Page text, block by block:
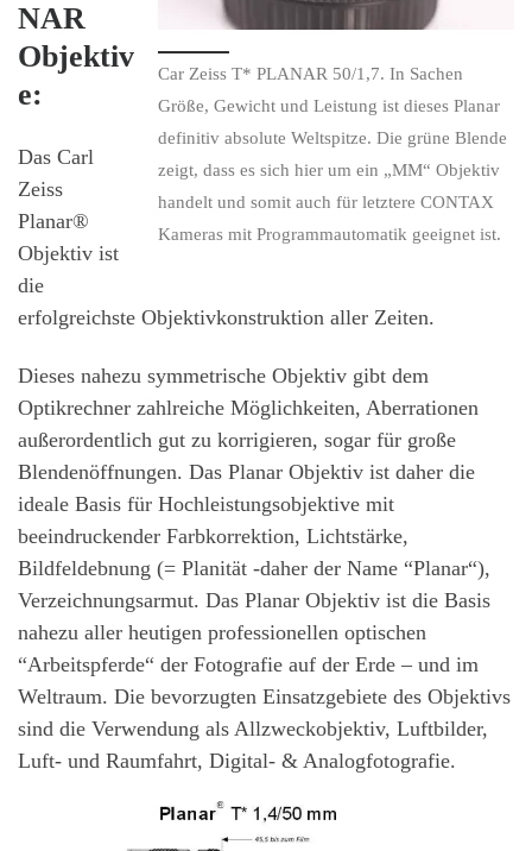
Car Zeiss T* PLANAR 50/1,7. In Sachen
Größe, Gewicht und Leistung ist dieses Planar
definitiv absolute Weltspitze. Die grüne Blende
zeigt, dass es sich hier um ein „MM“ Objektiv
handelt und somit auch für letztere CONTAX
Kameras mit Programmautomatik geeignet ist.
NAR
Objektiv
e:
Das Carl
Zeiss
Planar®
Objektiv ist
die
erfolgreichste Objektivkonstruktion aller Zeiten.
Dieses nahezu symmetrische Objektiv gibt dem
Optikrechner zahlreiche Möglichkeiten, Aberrationen
außerordentlich gut zu korrigieren, sogar für große
Blendenöffnungen. Das Planar Objektiv ist daher die
ideale Basis für Hochleistungsobjektive mit
beeindruckender Farbkorrektion, Lichtstärke,
Bildfeldebnung (= Planität -daher der Name “Planar“),
Verzeichnungsarmut. Das Planar Objektiv ist die Basis
nahezu aller heutigen professionellen optischen
“Arbeitspferde“ der Fotografie auf der Erde – und im
Weltraum. Die bevorzugten Einsatzgebiete des Objektivs
sind die Verwendung als Allzweckobjektiv, Luftbilder,
Luft- und Raumfahrt, Digital- & Analogfotografie.